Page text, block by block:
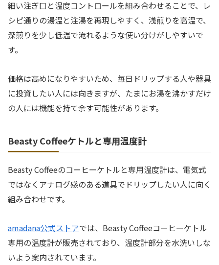
細い注ぎ口と温度コントロールを組み合わせることで、レ
シピ通りの湯温と注湯を再現しやすく、浅煎りを高温で、
深煎りを少し低温で淹れるような使い分けがしやすいで
す。
価格は高めになりやすいため、毎日ドリップする人や器具
に投資したい人には向きますが、たまにお湯を沸かすだけ
の人には機能を持て余す可能性があります。
Beasty Coffeeケトルと専用温度計
Beasty Coffeeのコーヒーケトルと専用温度計は、電気式
ではなくアナログ感のある道具でドリップしたい人に向く
組み合わせです。
amadana公式ストアでは、Beasty Coffeeコーヒーケトル
専用の温度計が販売されており、温度計部分を水洗いしな
いよう案内されています。